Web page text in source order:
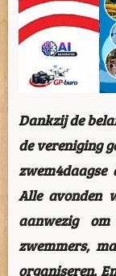
Dankzij de
de vereniging
Alle avonden
aanwezig
zwemmers,
organiseren.